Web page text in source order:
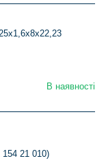
В наявності
21 010)